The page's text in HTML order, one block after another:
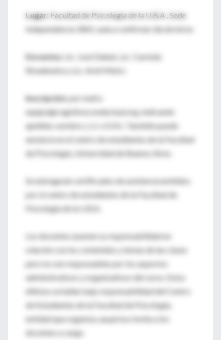
Lugar: Facultad de Psicología de la U.B.A., Sede
Independencia 3065, aula a confirmar día de inicio.
Docentes:
Lic. José Dahab, Lic. Carmela
Rivadeneira y Lic. Ariel Minici.
Inscripción:por mail a
equipo@cognitivoconductual.org, indicando
apellido, nombre, L.U. o D.N.I. También puede
anotarse en el centro de estudiantes de la Facultad
de Psicología, Universidad de Buenos Aires.
Se entregarán certificados de asistencia emitidos
por el centro de estudiantes de la Facultad de
Psicología de la U.B.A.
Los docentes asumen su responsabilidad en
relación con los contenidos y temas de las clases
pero no son resposnables por los aspectos
administrativos y organizativos del curso. Estos
últimos se hallan bajo responsabilidad del Centro
de Estudiantes de la Facultad de Psicología,
entidad que organiza, auspicia e invita a los
docentes a cargo.